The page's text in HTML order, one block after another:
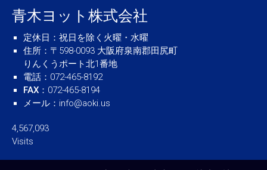
青木ヨット株式会社
定休日 ：祝日を除く火曜・水曜
住所 ：〒598-0093 大阪府泉南郡田尻町
りんくうポート北1番地
電話 ：072-465-8192
FAX ：072-465-8194
メール ： info@aoki.us
4,567,093
Visits